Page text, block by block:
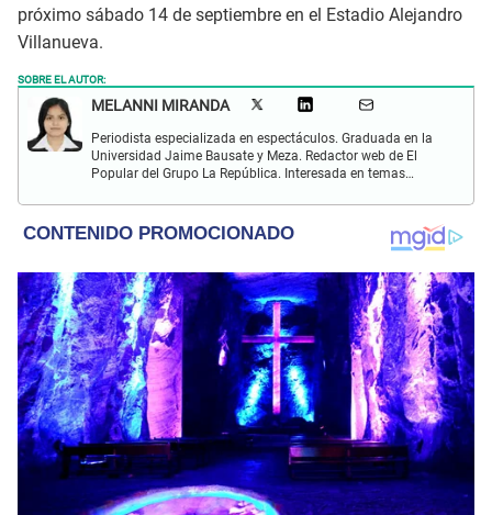
próximo sábado 14 de septiembre en el Estadio Alejandro
Villanueva.
SOBRE EL AUTOR:
MELANNI MIRANDA
Periodista especializada en espectáculos. Graduada en la
Universidad Jaime Bausate y Meza. Redactor web de El
Popular del Grupo La República. Interesada en temas
series y deporte. Gusto por la locución y el baile.